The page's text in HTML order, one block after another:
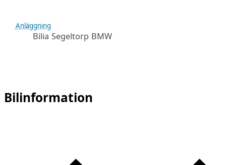
Anläggning
Bilia Segeltorp BMW
Bilinformation